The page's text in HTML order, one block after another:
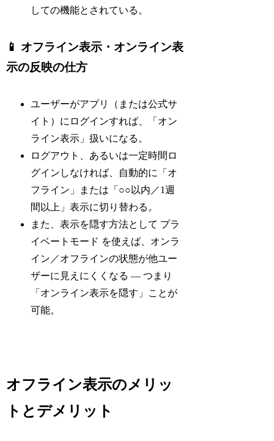
しての機能とされている。
📱 オフライン表示・オンライン表
示の反映の仕方
ユーザーがアプリ（または公式サ
イト）にログインすれば、「オン
ライン表示」扱いになる。
ログアウト、あるいは一定時間ロ
グインしなければ、自動的に「オ
フライン」または「○○以内／1週
間以上」表示に切り替わる。
また、表示を隠す方法として プラ
イベートモード を使えば、オンラ
イン／オフラインの状態が他ユー
ザーに見えにくくなる — つまり
「オンライン表示を隠す」ことが
可能。
オフライン表示のメリッ
トとデメリット